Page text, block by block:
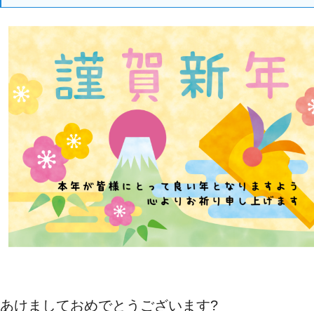
幸せ家族に寄り添う車を。
素敵な車探し お手伝いします。
あけましておめでとうございます?